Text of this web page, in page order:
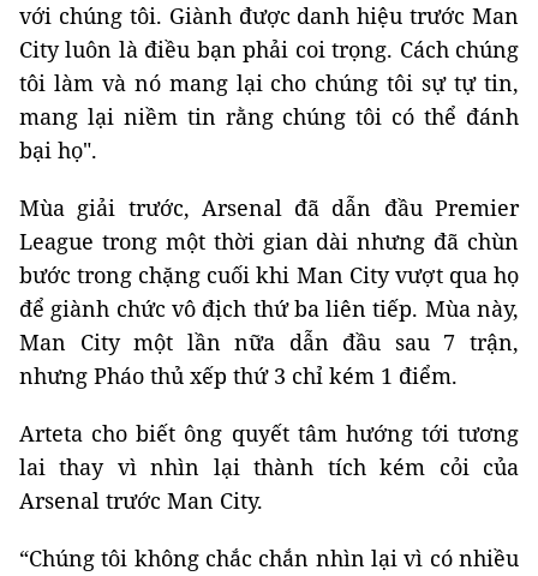
với chúng tôi. Giành được danh hiệu trước Man
City luôn là điều bạn phải coi trọng. Cách chúng
tôi làm và nó mang lại cho chúng tôi sự tự tin,
mang lại niềm tin rằng chúng tôi có thể đánh
bại họ".
Mùa giải trước, Arsenal đã dẫn đầu Premier
League trong một thời gian dài nhưng đã chùn
bước trong chặng cuối khi Man City vượt qua họ
để giành chức vô địch thứ ba liên tiếp. Mùa này,
Man City một lần nữa dẫn đầu sau 7 trận,
nhưng Pháo thủ xếp thứ 3 chỉ kém 1 điểm.
Arteta cho biết ông quyết tâm hướng tới tương
lai thay vì nhìn lại thành tích kém cỏi của
Arsenal trước Man City.
“Chúng tôi không chắc chắn nhìn lại vì có nhiều